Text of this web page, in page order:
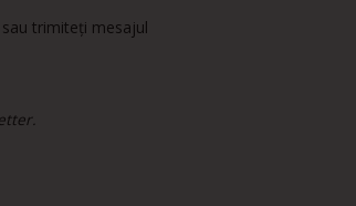
trimiteți mesajul